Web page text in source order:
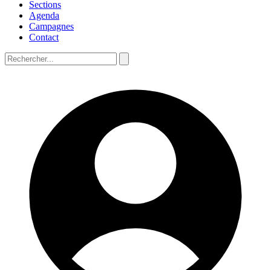
Sections
Agenda
Campagnes
Contact